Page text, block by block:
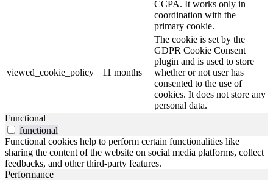
CCPA. It works only in
coordination with the
primary cookie.
viewed_cookie_policy 11 months
The cookie is set by the
GDPR Cookie Consent
plugin and is used to store
whether or not user has
consented to the use of
cookies. It does not store any
personal data.
Functional
functional
Functional cookies help to perform certain functionalities like
sharing the content of the website on social media platforms, collect
feedbacks, and other third-party features.
Performance